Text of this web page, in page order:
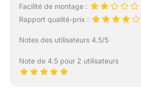
Facilité de montage :
Rapport qualité-prix :
Notes des utilisateurs 4.5/5
Note de 4.5 pour 2 utilisateurs